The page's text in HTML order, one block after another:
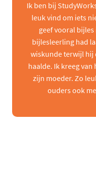
Ik ben bij
leuk vind om iets
geef vooral
bijlesleerling had
wiskunde terwijl hij
haalde. Ik kreeg van
zijn moeder. Zo
ouders ook